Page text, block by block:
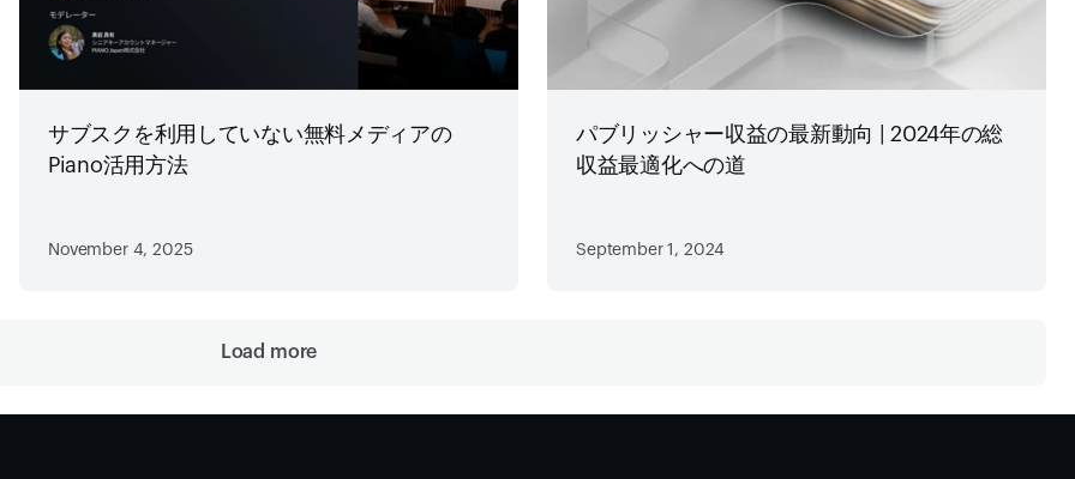
サブスクを利用していない無料メディアの
Piano活用方法
November 4, 2025
パブリッシャー収益の最新動向 | 2024年の総
収益最適化への道
September 1, 2024
Load more